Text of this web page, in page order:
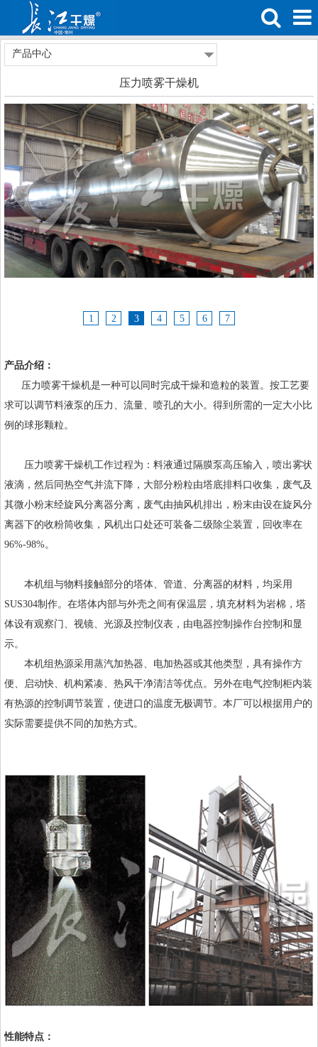
产品中心
压力喷雾干燥机
1 2 3 4 5 6 7
产品介绍：
压力喷雾干燥机是一种可以同时完成干燥和造粒的装置。按工艺要
求可以调节料液泵的压力、流量、喷孔的大小。得到所需的一定大小比
例的球形颗粒。
压力喷雾干燥机工作过程为：料液通过隔膜泵高压输入，喷出雾状
液滴，然后同热空气并流下降，大部分粉粒由塔底排料口收集，废气及
其微小粉末经旋风分离器分离，废气由抽风机排出，粉末由设在旋风分
离器下的收粉筒收集，风机出口处还可装备二级除尘装置，回收率在
96%-98%。
本机组与物料接触部分的塔体、管道、分离器的材料，均采用
SUS304制作。在塔体内部与外壳之间有保温层，填充材料为岩棉，塔
体设有观察门、视镜、光源及控制仪表，由电器控制操作台控制和显
示。
本机组热源采用蒸汽加热器、电加热器或其他类型，具有操作方
便、启动快、机构紧凑、热风干净清洁等优点。另外在电气控制柜内装
有热源的控制调节装置，使进口的温度无极调节。本厂可以根据用户的
实际需要提供不同的加热方式。
性能特点：